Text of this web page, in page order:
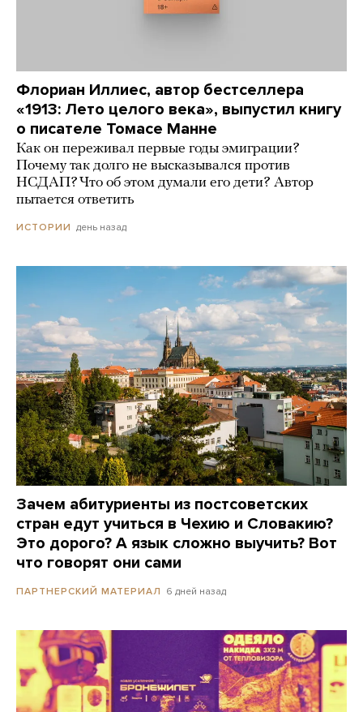
Флориан Иллиес, автор бестселлера
«1913: Лето целого века», выпустил книгу
о писателе Томасе Манне
Как он переживал первые годы эмиграции?
Почему так долго не высказывался против
НСДАП? Что об этом думали его дети? Автор
пытается ответить
ИСТОРИИ день назад
Зачем абитуриенты из постсоветских
стран едут учиться в Чехию и Словакию?
Это дорого? А язык сложно выучить? Вот
что говорят они сами
ПАРТНЕРСКИЙ МАТЕРИАЛ 6 дней назад